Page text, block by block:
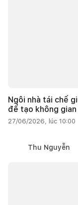
Ngôi nhà tái chế
để tạo không
27/06/2026, lúc 10:00
Thu Nguyễn